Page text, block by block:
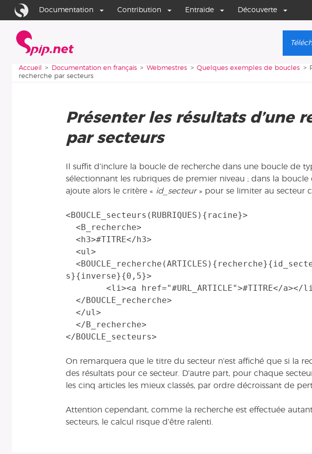
Aller au contenu
Aller à la navigation
Documentation Contribution Entraide Découverte
Vous êtes ici :
Accueil Documentation en français Webmestres Quelques exemples de boucles
recherche par secteurs
Présenter les résultats d’une
par secteurs
Il suffit d’inclure la boucle de recherche dans une boucle de
sélectionnant les rubriques de premier niveau ; dans la boucle
ajoute alors le critère « id_secteur» pour se limiter au secteur
<BOUCLE_secteurs(RUBRIQUES){racine}>
s}{inverse}{0,5}>
On remarquera que le titre du secteur n’est affiché que si la
des résultats pour ce secteur. D’autre part, pour chaque
les cinq articles les mieux classés, par ordre décroissant de
Attention cependant, comme la recherche est effectuée
secteurs, le calcul risque d’être ralenti.